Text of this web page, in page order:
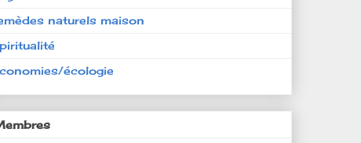
naturels maison
écologie